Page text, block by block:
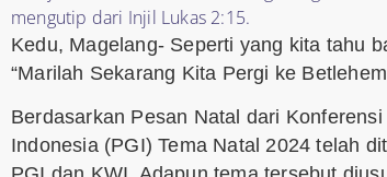
mengutip dari Injil Lukas 2:15.
Kedu, Magelang- Seperti yang kita tahu
“Marilah Sekarang Kita Pergi ke
Berdasarkan Pesan Natal dari
Indonesia (PGI) Tema Natal 2024 telah